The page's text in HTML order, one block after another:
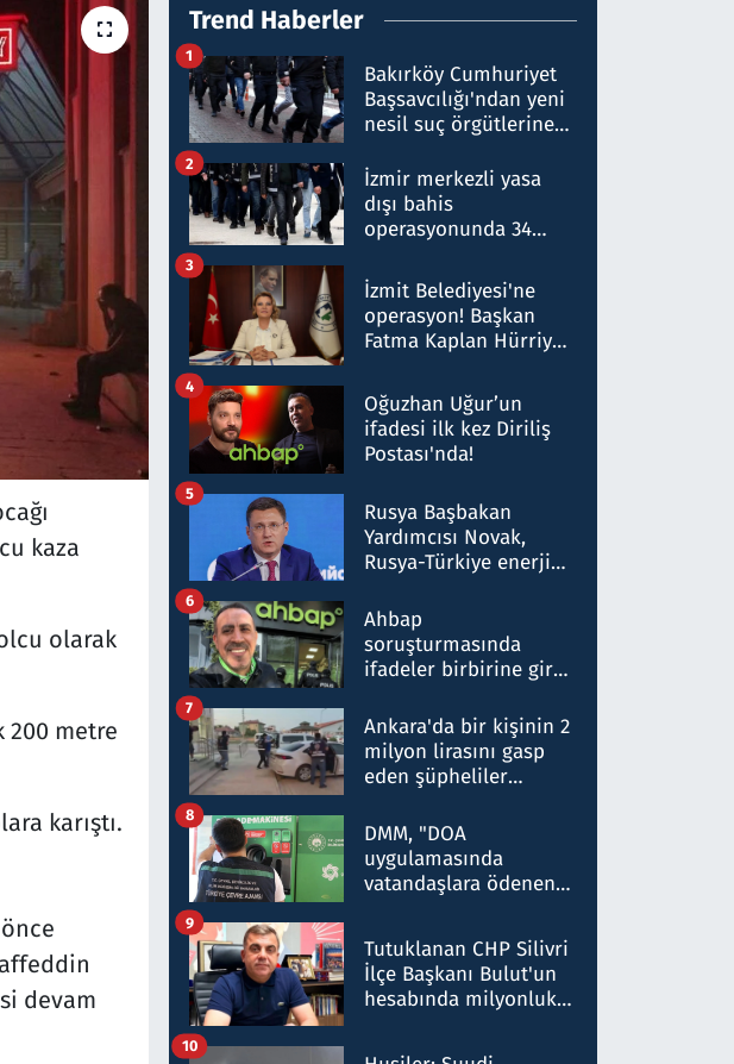
kaza
olarak
200 metre
karıştı.
devam
Trend Haberler
Bakırköy Cumhuriyet
Başsavcılığı'ndan yeni
nesil suç örgütlerine
hakkında gözaltı kararı
1
İzmir merkezli yasa
dışı bahis
operasyonunda 34
Milyar liralık para
trafiği tespit edildi
2
İzmit Belediyesi'ne
operasyon! Başkan
Fatma Kaplan Hürriyet
3
Oğuzhan Uğur’un
ifadesi ilk kez Diriliş
Postası'nda!
4
Rusya Başbakan
Yardımcısı Novak,
Rusya-Türkiye enerji
nitelikte olduğunu
belirtti
5
Ahbap
soruşturmasında
ifadeler birbirine girdi:
ifadelerinden ortaya
çıkan tablo şok etti
6
Ankara'da bir kişinin 2
milyon lirasını gasp
eden şüpheliler
7
DMM, "DOA
uygulamasında
vatandaşlara ödenen
düşürüldüğü" iddiasını
yalanladı
8
Tutuklanan CHP Silivri
İlçe Başkanı Bulut'un
hesabında milyonluk
talimat verdi, ben
9
10